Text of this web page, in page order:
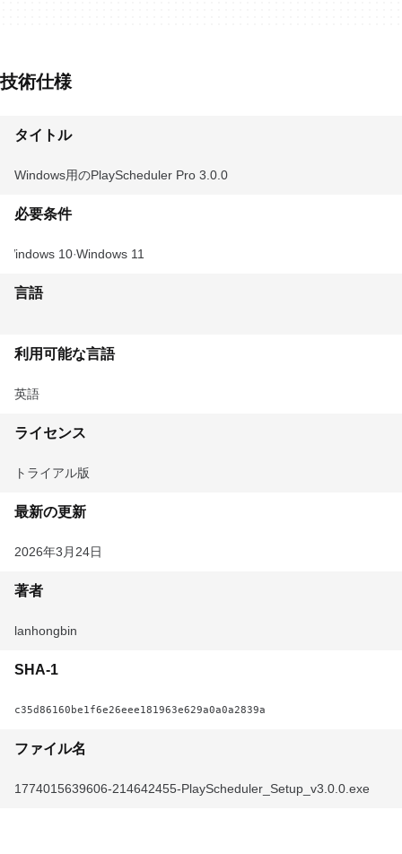
技術仕様
タイトル
Windows用のPlayScheduler Pro 3.0.0
必要条件
Windows 10 Windows 11
言語
利用可能な言語
英語
ライセンス
トライアル版
最新の更新
2026年3月24日
著者
lanhongbin
SHA-1
c35d86160be1f6e26eee181963e629a0a0a2839a
ファイル名
1774015639606-214642455-PlayScheduler_Setup_v3.0.0.exe